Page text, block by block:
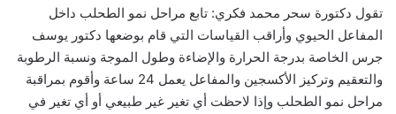
تقول دكتورة سحر محمد فكري: تابع مراحل نمو الطحلب داخل
المفاعل الحيوي وأراقب القياسات التي قام بوضعها دكتور يوسف
جرس الخاصة بدرجة الحرارة والإضاءة وطول الموجة ونسبة الرطوبة
والتعقيم وتركيز الأكسجين والمفاعل يعمل 24 ساعة وأقوم بمراقبة
مراحل نمو الطحلب وإذا لاحظت أي تغير غير طبيعي أو أي تغير في